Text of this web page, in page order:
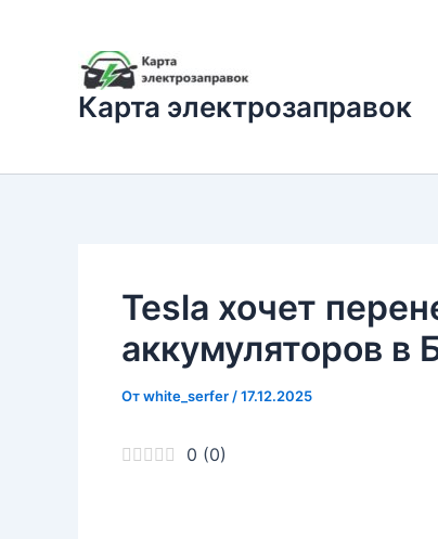
содержимому
Карта электрозаправок
Tesla хочет
аккумуляторов в
Отwhite_serfer /17.12.2025
0 (0)